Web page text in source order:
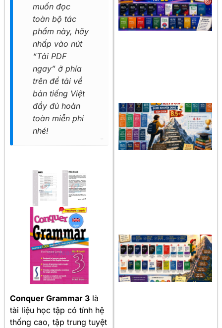
muốn đọc
toàn bộ tác
phẩm này, hãy
nhấp vào nút
“Tải PDF
ngay” ở phía
trên để tải về
bản tiếng Việt
đầy đủ hoàn
toàn miễn phí
nhé!
Conquer Grammar 3 là
tài liệu học tập có tính hệ
thống cao, tập trung tuyệt